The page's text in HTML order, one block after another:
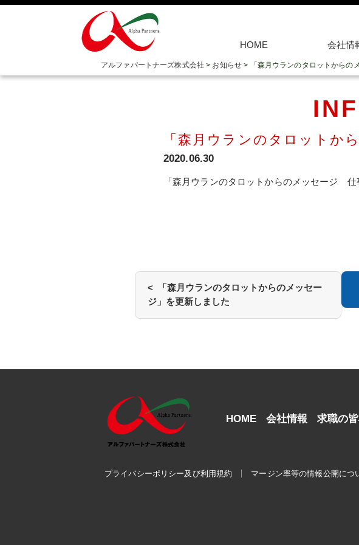
HOME 会社情
アルファパートナーズ株式会社 > お知らせ > 「森月ウランのタロットからの
「森月ウランのタロットか
2020.06.30
「森月ウランのタロットからのメッセージ
< 「森月ウランのタロットからのメッセー
ジ」を更新しました
HOME 会社情報 求職の
プライバシーポリシー及び利用規約 マージン率等の情報公開につ